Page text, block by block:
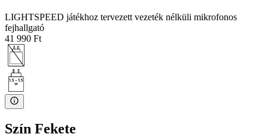
LIGHTSPEED játékhoz tervezett vezeték nélküli mikrofonos
fejhallgató
41 990 Ft
Szín Fekete